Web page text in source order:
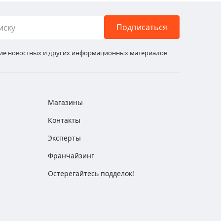
Подписаться
новостных и других информационных материалов
Магазины
Контакты
Эксперты
Франчайзинг
Остерегайтесь подделок!